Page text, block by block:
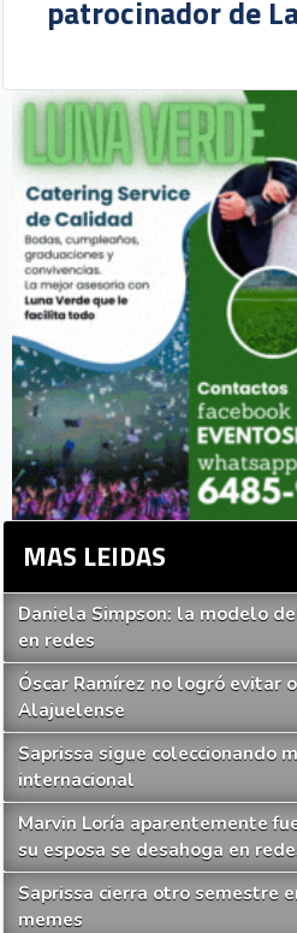
patrocinador de
MAS LEIDAS
Daniela Simpson: la modelo
en redes
Óscar Ramírez no logró evitar
Alajuelense
Saprissa sigue coleccionando
internacional
Marvin Loría aparentemente
su esposa se desahoga en
Saprissa cierra otro semestre
memes